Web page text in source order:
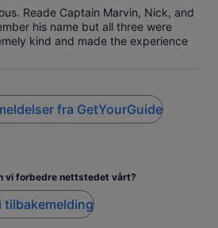
Reade Captain Marvin, Nick, and
his name but all three were
kind and made the experience
fra GetYourGuide
vi forbedre nettstedet vårt?
tilbakemelding